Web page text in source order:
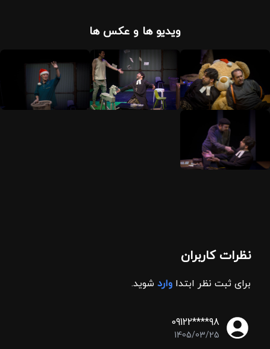
ویدیو ها و عکس ها
نظرات کاربران
برای ثبت نظر ابتدا وارد شوید.
09122****98
1405/03/25